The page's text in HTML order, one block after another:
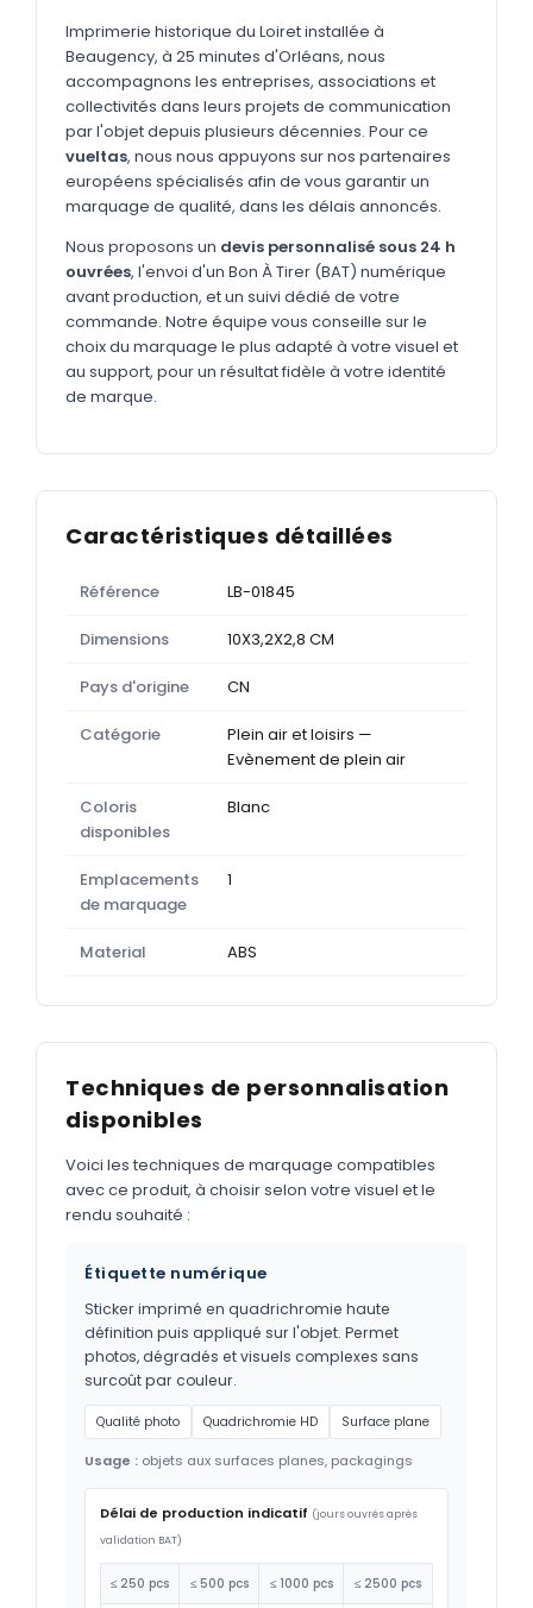
Tee-shirts Nouveau
Polos Nouveau
Sweatshirts
GOODIES
Bureau & écriture
Sacs & voyages
Verres & déjeuner
Technologie
Vêtements
Outils & porte-clés
Cuisine
Imprimerie historique du Loiret installée à
Beaugency, à 25 minutes d'Orléans, nous
accompagnons les entreprises, associations et
collectivités dans leurs projets de communication
par l'objet depuis plusieurs décennies. Pour ce
vueltas, nous nous appuyons sur nos partenaires
européens spécialisés afin de vous garantir un
marquage de qualité, dans les délais annoncés.
Nous proposons un devis personnalisé sous 24 h
ouvrées, l'envoi d'un Bon À Tirer (BAT) numérique
avant production, et un suivi dédié de votre
commande. Notre équipe vous conseille sur le
choix du marquage le plus adapté à votre visuel et
au support, pour un résultat fidèle à votre identité
de marque.
Caractéristiques détaillées
Référence LB-01845
Dimensions 10X3,2X2,8 CM
Pays d'origine CN
Catégorie
Plein air et loisirs —
Evènement de plein air
Coloris
disponibles
Blanc
Emplacements
de marquage
1
Material ABS
Techniques de personnalisation
disponibles
Voici les techniques de marquage compatibles
avec ce produit, à choisir selon votre visuel et le
rendu souhaité :
Étiquette numérique
Sticker imprimé en quadrichromie haute
définition puis appliqué sur l'objet. Permet
photos, dégradés et visuels complexes sans
surcoût par couleur.
Qualité photo Quadrichromie HD Surface plane
Usage : objets aux surfaces planes, packagings
Délai de production indicatif (jours ouvrés après
validation BAT)
≤ 250 pcs ≤ 500 pcs ≤ 1000 pcs ≤ 2500 pcs